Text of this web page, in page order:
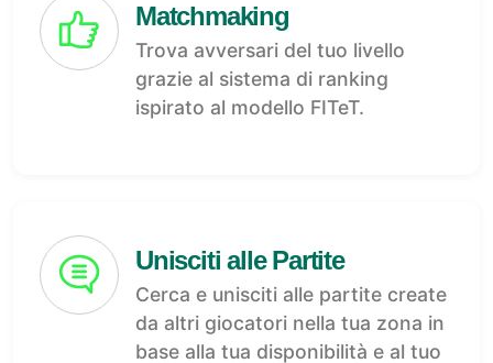
Matchmaking
Trova avversari del tuo livello
grazie al sistema di ranking
ispirato al modello FITeT.
Unisciti alle Partite
Cerca e unisciti alle partite create
da altri giocatori nella tua zona in
base alla tua disponibilità e al tuo